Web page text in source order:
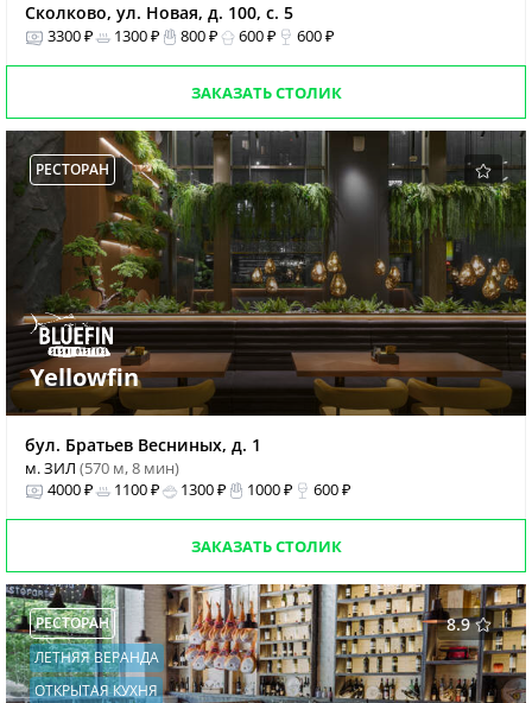
Сколково, ул. Новая, д. 100, с. 5
3300 ₽ 1300 ₽ 800 ₽ 600 ₽ 600 ₽
ЗАКАЗАТЬ СТОЛИК
РЕСТОРАН
Yellowfin
бул. Братьев Весниных, д. 1
м. ЗИЛ (570 м, 8 мин)
4000 ₽
1100 ₽ 1300 ₽ 1000 ₽ 600 ₽
ЗАКАЗАТЬ СТОЛИК
8.9
РЕСТОРАН
ЛЕТНЯЯ ВЕРАНДА
ОТКРЫТАЯ КУХНЯ